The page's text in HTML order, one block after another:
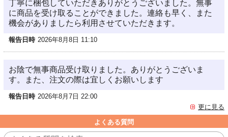
丁寧に梱包していただきありがとうございました。無事
に商品を受け取ることができました。連絡も早く、また
機会がありましたら利用させていただきます。
報告日時 2026年8月8日 11:10
お陰で無事商品受け取りました。ありがとうございま
す。また、注文の際は宜しくお願いします
報告日時 2026年8月7日 22:00
更に見る
よくある質問